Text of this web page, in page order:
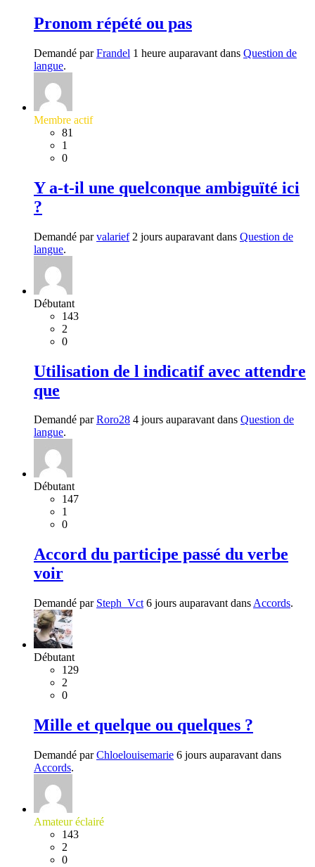
Pronom répété ou pas
Demandé parFrandel 1 heure auparavant dans Question de
langue.
Membre actif
81
1
0
Y a-t-il une quelconque ambiguïté ici
?
Demandé parvalarief2 jours auparavant dans Question de
langue.
Débutant
143
2
0
Utilisation de l indicatif avec attendre
que
Demandé parRoro28 4 jours auparavant dans Question de
langue.
Débutant
147
1
0
Accord du participe passé du verbe
voir
Demandé par Steph_Vct 6 jours auparavant dans Accords.
Débutant
129
2
0
Mille et quelque ou quelques ?
Demandé parChloelouisemarie 6 jours auparavant dans
Accords.
Amateur éclairé
143
2
0